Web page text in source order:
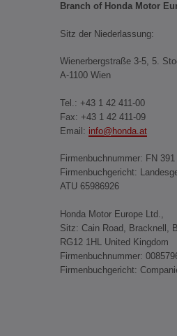
Branch of Honda Motor
Sitz der Niederlassung:
Wienerbergstraße 3-5, 5.
A-1100 Wien
Tel.: +43 1 42 411-00
Fax: +43 1 42 411-09
Email: info@honda.at
Firmenbuchnummer: FN
Firmenbuchgericht:
ATU 65986926
Honda Motor Europe Ltd.,
Sitz: Cain Road, Bracknell,
RG12 1HL United Kingdom
Firmenbuchnummer:
Firmenbuchgericht: